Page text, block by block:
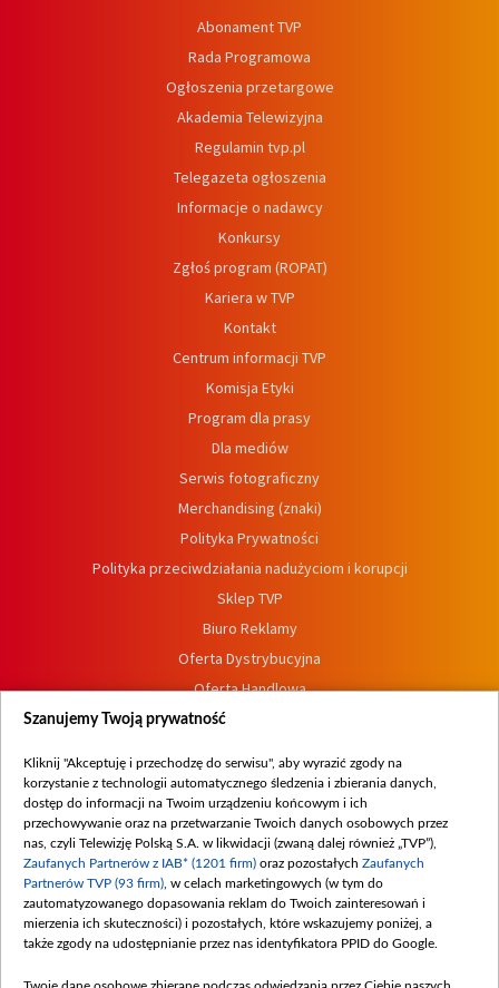
Abonament TVP
Rada Programowa
Ogłoszenia przetargowe
Akademia Telewizyjna
Regulamin tvp.pl
Telegazeta ogłoszenia
Informacje o nadawcy
Konkursy
Zgłoś program (ROPAT)
Kariera w TVP
Kontakt
Centrum informacji TVP
Komisja Etyki
Program dla prasy
Dla mediów
Serwis fotograficzny
Merchandising (znaki)
Polityka Prywatności
Polityka przeciwdziałania nadużyciom i korupcji
Sklep TVP
Biuro Reklamy
Oferta Dystrybucyjna
Oferta Handlowa
Dostępność
Procedura zgłoszeń wewnętrznych
Szanujemy Twoją prywatność
Kliknij "Akceptuję i przechodzę do serwisu", aby wyrazić zgody na
korzystanie z technologii automatycznego śledzenia i zbierania danych,
dostęp do informacji na Twoim urządzeniu końcowym i ich
przechowywanie oraz na przetwarzanie Twoich danych osobowych przez
nas, czyli Telewizję Polską S.A. w likwidacji (zwaną dalej również „TVP”),
Zaufanych Partnerów z IAB* (1201 firm) oraz pozostałych Zaufanych
Partnerów TVP (93 firm) , w celach marketingowych (w tym do
zautomatyzowanego dopasowania reklam do Twoich zainteresowań i
mierzenia ich skuteczności) i pozostałych, które wskazujemy poniżej, a
także zgody na udostępnianie przez nas identyfikatora PPID do Google.